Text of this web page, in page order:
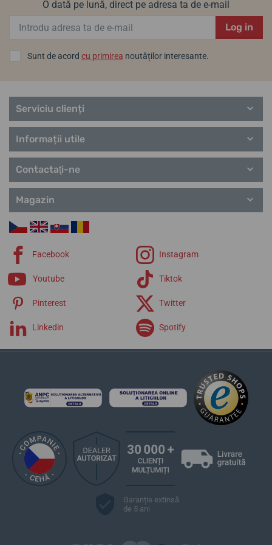
Boccia Titanium.
Informații despre producător: Tutima Uhrenfabrik GmbH,
info@bocciatitanium.de
Dress
Outside
Solar
Sport
Style
Superslim
Royce
O dată pe lună, direct pe adresa ta de e-mail
Log in
Sunt de acord cu primirea noutăților interesante.
Serviciu clienți
Informații utile
Contactaţi-ne
Magazin
Facebook Instagram
Youtube Tiktok
Pinterest Twitter
Linkedin Spotify
Garanție extinsă
de 5 ani